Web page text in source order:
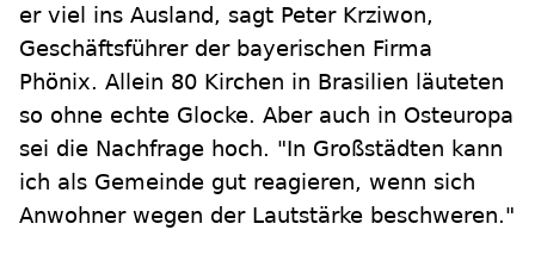
er viel ins Ausland, sagt Peter Krziwon,
Geschäftsführer der bayerischen Firma
Phönix. Allein 80 Kirchen in Brasilien läuteten
so ohne echte Glocke. Aber auch in Osteuropa
sei die Nachfrage hoch. "In Großstädten kann
ich als Gemeinde gut reagieren, wenn sich
Anwohner wegen der Lautstärke beschweren."